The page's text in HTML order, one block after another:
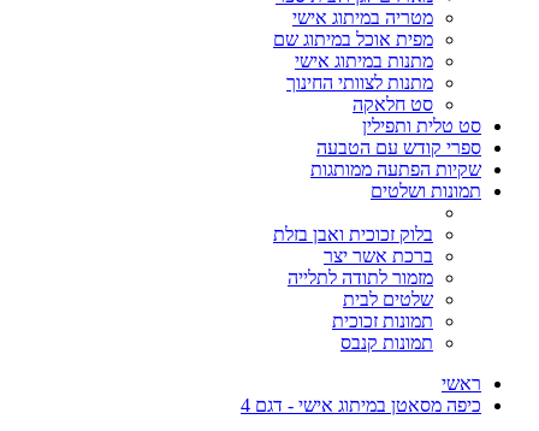
מטריה במיתוג אישי
מפית אוכל במיתוג שם
מתנות במיתוג אישי
מתנות לצוותי החינוך
סט חלאקה
סט טלית ותפילין
ספרי קודש עם הטבעה
שקיות הפתעה ממותגות
תמונות ושלטים
בלוק זכוכית ואבן בזלת
ברכת אשר יצר
מזמור לתודה לתלייה
שלטים לבית
תמונות זכוכית
תמונות קנבס
ראשי
כיפה מסאטן במיתוג אישי - דגם 4